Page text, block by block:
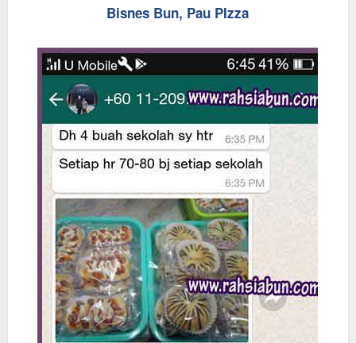
Bisnes Bun, Pau PIzza